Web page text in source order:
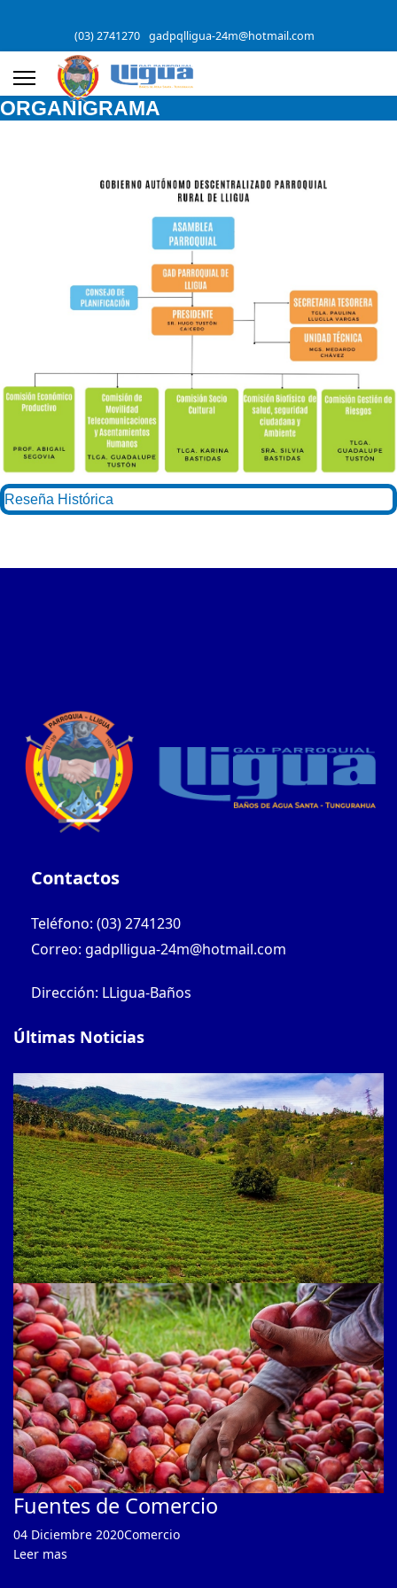
(03) 2741270 gadpqlligua-24m@hotmail.com
ORGANIGRAMA
Reseña Histórica
Contactos
Teléfono: (03) 2741230
Correo: gadplligua-24m@hotmail.com
Dirección: LLigua-Baños
Últimas Noticias
Fuentes de Comercio
04 Diciembre 2020Comercio
Leer mas